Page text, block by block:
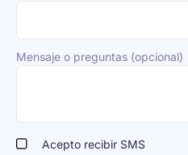
Mensaje o preguntas (opcional)
Acepto recibir SMS